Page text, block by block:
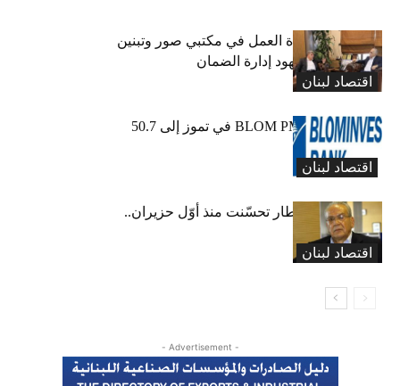
اقتصاد لبنان
كركي يعلن عودة العمل في مكتبي صور وتبنين
وطليس ينوّه بجهود إدارة الضمان
اقتصاد لبنان
ارتفاع مؤشر BLOM PMI في تموز إلى 50.7
نقطة
اقتصاد لبنان
عبود: حركة المطار تحسّنت منذ أوّل حزيران..
ولكن
- Advertisement -